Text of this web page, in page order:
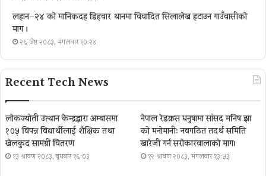
लहान–२४ को मानिकदह डिहवार थानमा विवादित सिलालेख हटाउन गाउँवासीको
माग ।
२६ जेष्ठ २०८३, मंगलवार १०:२४
Recent Tech News
लोकज्योती उत्थान केन्द्रद्वारा अम्बासमा
१०५ विपन्न विद्यार्थीलाई शैक्षिक तथा
खेलकुद सामग्री वितरण
१३ श्रावण २०८३, बुधबार १६:०३
नेपाल रेडक्रस धनुषामा सांसद मनिष झा
को मनोमानी: नवगठित तदर्थ समिति
खारेजी गर्न सरोकारवालाको माग।
१२ श्रावण २०८३, मंगलवार १३:५३